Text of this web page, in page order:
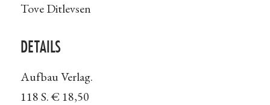
Tove Ditlevsen
DETAILS
Aufbau Verlag.
118 S. € 18,50